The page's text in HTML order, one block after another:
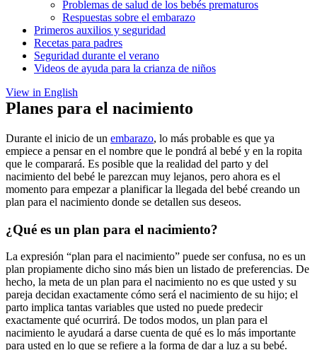
Problemas de salud de los bebés prematuros
Respuestas sobre el embarazo
Primeros auxilios y seguridad
Recetas para padres
Seguridad durante el verano
Videos de ayuda para la crianza de niños
View in English
Planes para el nacimiento
Durante el inicio de un embarazo, lo más probable es que ya
empiece a pensar en el nombre que le pondrá al bebé y en la ropita
que le comparará. Es posible que la realidad del parto y del
nacimiento del bebé le parezcan muy lejanos, pero ahora es el
momento para empezar a planificar la llegada del bebé creando un
plan para el nacimiento donde se detallen sus deseos.
¿Qué es un plan para el nacimiento?
La expresión “plan para el nacimiento” puede ser confusa, no es un
plan propiamente dicho sino más bien un listado de preferencias. De
hecho, la meta de un plan para el nacimiento no es que usted y su
pareja decidan exactamente cómo será el nacimiento de su hijo; el
parto implica tantas variables que usted no puede predecir
exactamente qué ocurrirá. De todos modos, un plan para el
nacimiento le ayudará a darse cuenta de qué es lo más importante
para usted en lo que se refiere a la forma de dar a luz a su bebé.